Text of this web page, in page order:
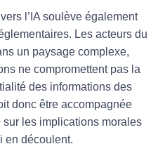
l’IA soulève également
Les acteurs du
un paysage complexe,
ne compromettent pas la
des informations des
donc être accompagnée
sur les implications morales
en découlent.